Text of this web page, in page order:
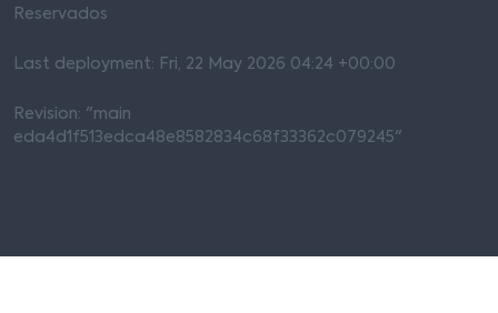
Reservados
Last deployment: Fri, 22 May 2026 04:24 +00:00
Revision: "main
eda4d1f513edca48e8582834c68f33362c079245"